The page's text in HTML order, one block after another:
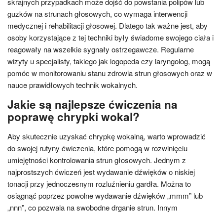
guzków na strunach głosowych, co wymaga interwencji
medycznej i rehabilitacji głosowej. Dlatego tak ważne jest, aby
osoby korzystające z tej techniki były świadome swojego ciała i
reagowały na wszelkie sygnały ostrzegawcze. Regularne
wizyty u specjalisty, takiego jak logopeda czy laryngolog, mogą
pomóc w monitorowaniu stanu zdrowia strun głosowych oraz w
nauce prawidłowych technik wokalnych.
Jakie są najlepsze ćwiczenia na
poprawę chrypki wokal?
Aby skutecznie uzyskać chrypkę wokalną, warto wprowadzić
do swojej rutyny ćwiczenia, które pomogą w rozwinięciu
umiejętności kontrolowania strun głosowych. Jednym z
najprostszych ćwiczeń jest wydawanie dźwięków o niskiej
tonacji przy jednoczesnym rozluźnieniu gardła. Można to
osiągnąć poprzez powolne wydawanie dźwięków „mmm” lub
„nnn”, co pozwala na swobodne drganie strun. Innym